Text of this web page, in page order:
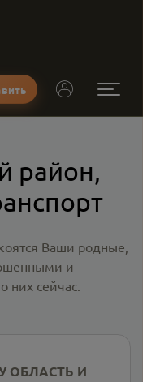
район,
Ваши родные,
и
них сейчас.
ОБЛАСТЬ И